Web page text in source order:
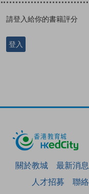
請登入給你的書籍評分
登入
關於教城 最新消息
人才招募
聯